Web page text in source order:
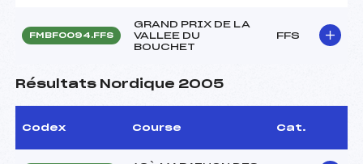
FMBF0094.FFS
GRAND PRIX DE LA
VALLEE DU
BOUCHET
FFS
Résultats Nordique 2005
Codex Course Cat.